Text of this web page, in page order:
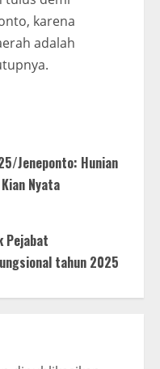
karena
adalah
Jeneponto: Hunian
Nyata
Pejabat
tahun 2025